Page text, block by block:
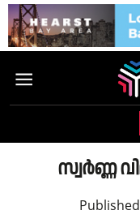
സ്വർണ്ണ